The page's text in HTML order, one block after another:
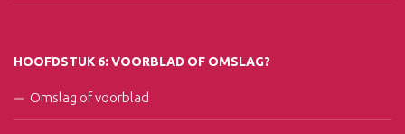
HOOFDSTUK 6: VOORBLAD OF OMSLAG?
Omslag of voorblad